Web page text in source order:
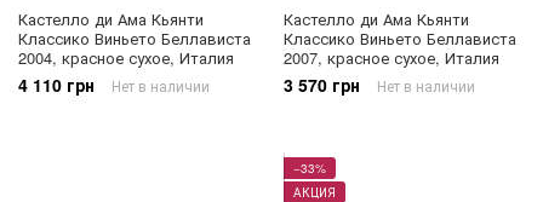
Кастелло ди Ама Кьянти
Классико Виньето Беллависта
2004, красное сухое, Италия
4 110 грн Нет в наличии
Кастелло ди Ама Кьянти
Классико Виньето Беллависта
2007, красное сухое, Италия
3 570 грн Нет в наличии
−33%
АКЦИЯ